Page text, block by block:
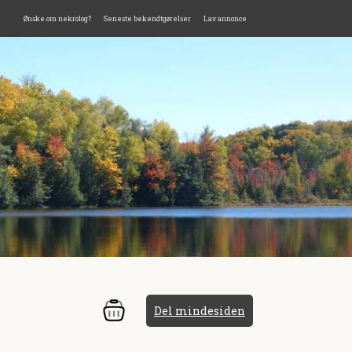
Ønske om nekrolog? Seneste bekendtgørelser Lav annonce
Del mindesiden